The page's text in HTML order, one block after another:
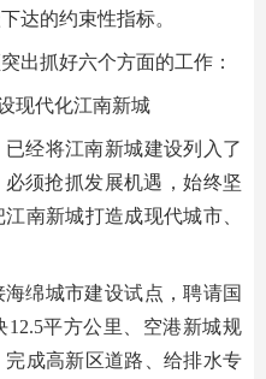
达的约束性指标。
出抓好六个方面的工作：
现代化江南新城
已经将江南新城建设列入了
须抢抓发展机遇，始终坚
南新城打造成现代城市、
绵城市建设试点，聘请国
平方公里、空港新城规
成高新区道路、给排水专